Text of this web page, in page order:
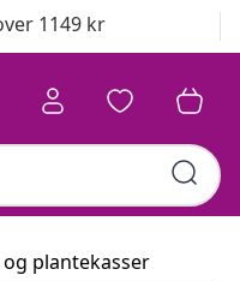
1149 kr
plantekasser